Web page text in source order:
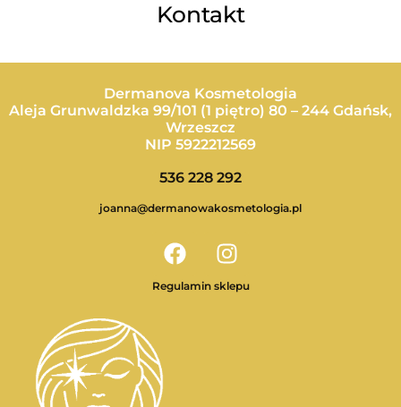
Kontakt
Dermanova Kosmetologia
Aleja Grunwaldzka 99/101 (1 piętro) 80 – 244 Gdańsk,
Wrzeszcz
NIP 5922212569
536 228 292
joanna@dermanowakosmetologia.pl
F
a
c
I
n
s
Regulamin sklepu